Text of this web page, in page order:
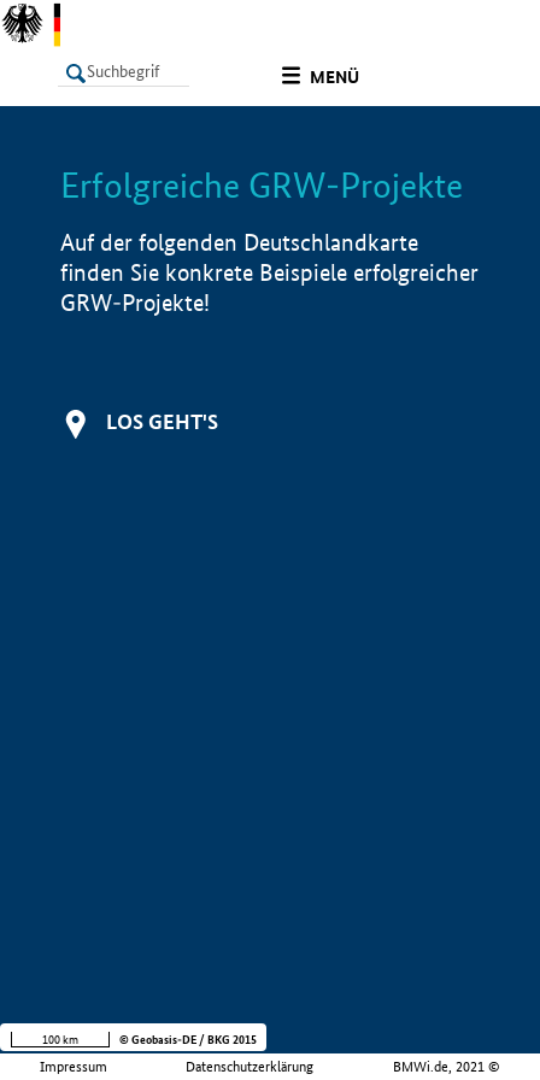
MENÜ
LISTE Info
Erfolgreiche GRW-Projekte
Auf der folgenden Deutschlandkarte
finden Sie konkrete Beispiele erfolgreicher
GRW-Projekte!
LOS GEHT'S
Impressum Datenschutzerklärung BMWi.de, 2021 ©
100 km © Geobasis-DE / BKG 2015